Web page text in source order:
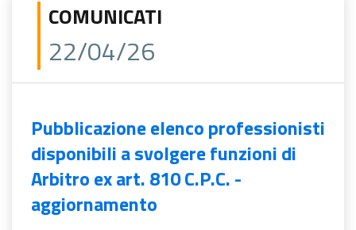
COMUNICATI
22/04/26
Pubblicazione elenco professionisti
disponibili a svolgere funzioni di
Arbitro ex art. 810 C.P.C. -
aggiornamento